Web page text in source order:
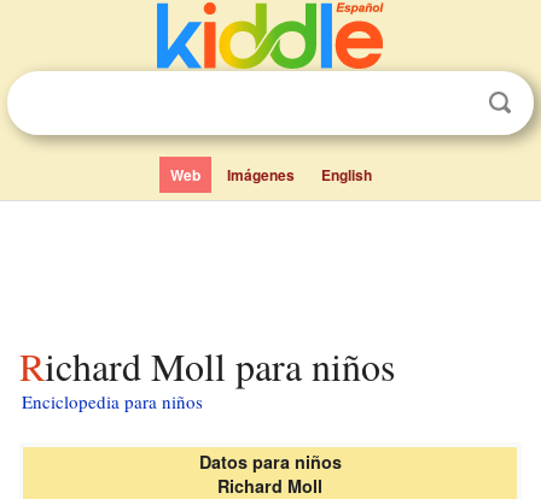
Web Imágenes English
Richard Moll para niños
Enciclopedia para niños
Datos para niños
Richard Moll